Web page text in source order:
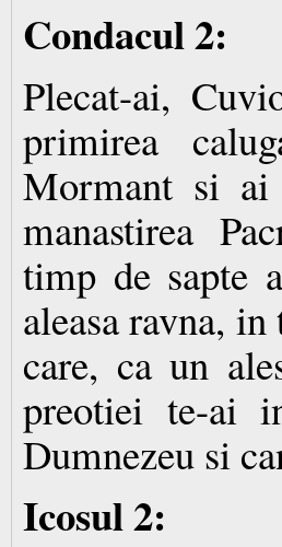
Condacul 2:
Plecat-ai,
primirea
Mormant si
manastirea
timp de sapte
aleasa ravna,
care, ca un
preotiei te-ai
Dumnezeu si
Icosul 2: